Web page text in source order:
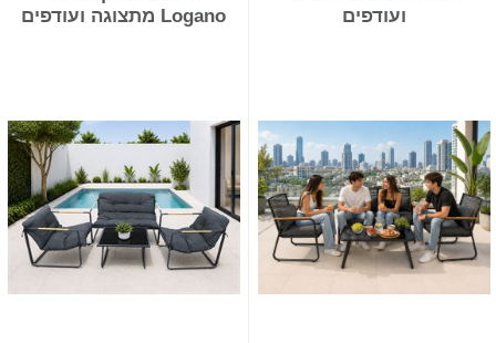
ועודפים
Logano מתצוגה ועודפים